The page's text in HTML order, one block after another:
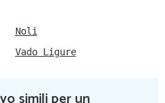
Noli
Vado Ligure